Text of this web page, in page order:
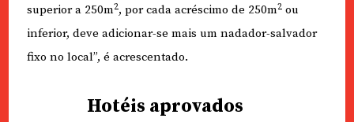
superior a 250m2, por cada acréscimo de 250m2ou
inferior, deve adicionar-se mais um nadador-salvador
fixo no local”, é acrescentado.
Hotéis aprovados